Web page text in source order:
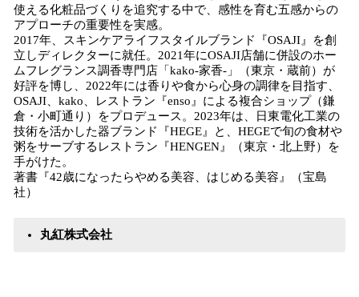
使える化粧品づくりを追究する中で、感性を育む五感からの
アプローチの重要性を実感。
2017年、スキンケアライフスタイルブランド『OSAJI』を創
立しディレクターに就任。2021年にOSAJI店舗に併設のホー
ムフレグランス調香専門店「kako-家香-」（東京・蔵前）が
好評を博し、2022年には香りや食から心身の調律を目指す、
OSAJI、kako、レストラン『enso』による複合ショップ（鎌
倉・小町通り）をプロデュース。2023年は、日東電化工業の
技術を活かした器ブランド『HEGE』と、HEGEで旬の食材や
粥をサーブするレストラン『HENGEN』（東京・北上野）を
手がけた。
著書『42歳になったらやめる美容、はじめる美容』（宝島
社）
丸紅株式会社